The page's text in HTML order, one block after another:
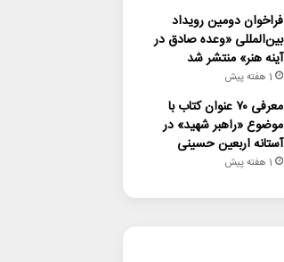
فراخوان دومین رویداد
بین‌المللی «وعده صادق در
آینه هنر» منتشر شد
1 هفته پیش
معرفی ۷۰ عنوان کتاب با
موضوع «راهبر شهید» در
آستانه اربعین حسینی
1 هفته پیش